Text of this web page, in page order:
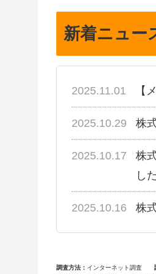
新着ニュー
2025.11.01 【
2025.10.29 株
2025.10.17
株
した
2025.10.16 株
調査方法 インターネット調査